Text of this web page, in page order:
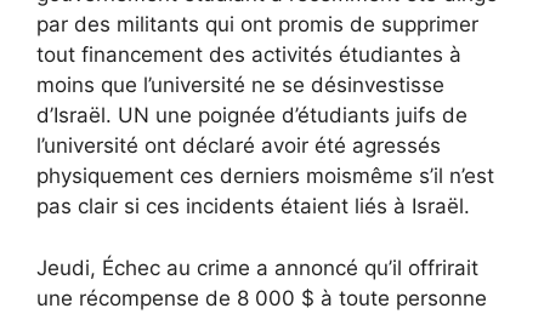
par des militants qui ont promis de supprimer
tout financement des activités étudiantes à
moins que l’université ne se désinvestisse
d’Israël. UN une poignée d’étudiants juifs de
l’université ont déclaré avoir été agressés
physiquement ces derniers moismême s’il n’est
pas clair si ces incidents étaient liés à Israël.
Jeudi, Échec au crime a annoncé qu’il offrirait
une récompense de 8 000 $ à toute personne